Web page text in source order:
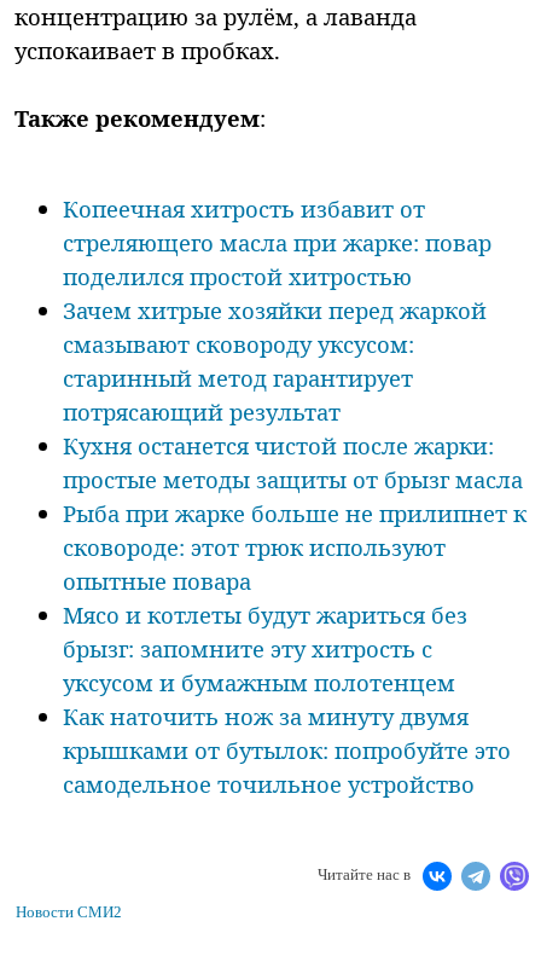
концентрацию за рулём, а лаванда
успокаивает в пробках.
Также рекомендуем:
Копеечная хитрость избавит от
стреляющего масла при жарке: повар
поделился простой хитростью
Зачем хитрые хозяйки перед жаркой
смазывают сковороду уксусом:
старинный метод гарантирует
потрясающий результат
Кухня останется чистой после жарки:
простые методы защиты от брызг масла
Рыба при жарке больше не прилипнет к
сковороде: этот трюк используют
опытные повара
Мясо и котлеты будут жариться без
брызг: запомните эту хитрость с
уксусом и бумажным полотенцем
Как наточить нож за минуту двумя
крышками от бутылок: попробуйте это
самодельное точильное устройство
Читайте нас в
Новости СМИ2